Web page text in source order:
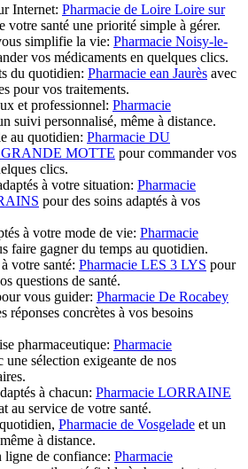
Internet: Pharmacie de Loire Loire sur
votre santé une priorité simple à gérer.
simplifie la vie: Pharmacie Noisy-le-
vos médicaments en quelques clics.
du quotidien: Pharmacie ean Jaurès avec
pour vos traitements.
et professionnel: Pharmacie
suivi personnalisé, même à distance.
au quotidien: Pharmacie DU
MOTTE pour commander vos
clics.
à votre situation: Pharmacie
pour des soins adaptés à vos
à votre mode de vie: Pharmacie
faire gagner du temps au quotidien.
votre santé: Pharmacie LES 3 LYS pour
questions de santé.
vous guider: Pharmacie De Rocabey
réponses concrètes à vos besoins
pharmaceutique: Pharmacie
une sélection exigeante de nos
à chacun: Pharmacie LORRAINE
au service de votre santé.
Pharmacie de Vosgelade et un
à distance.
ligne de confiance: Pharmacie